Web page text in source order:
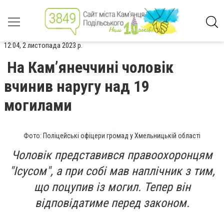
12:04, 2 листопада 2023 р.
На Кам’янеччині чоловік
вчинив наругу над 19
могилами
Фото: Поліцейські офіцери громад у Хмельницькій області
Чоловік представився правоохоронцям
"Ісусом", а при собі мав наплічник з тим,
що поцупив із могил. Тепер він
відповідатиме перед законом.